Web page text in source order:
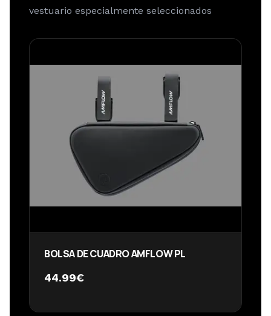
vestuario especialmente seleccionados
BOLSA DE CUADRO AMFLOW PL
44.99€